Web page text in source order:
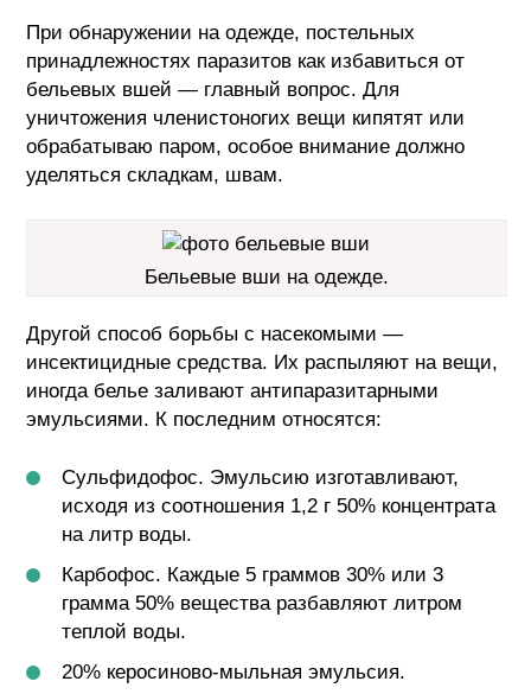
При обнаружении на одежде, постельных
принадлежностях паразитов как избавиться от
бельевых вшей — главный вопрос. Для
уничтожения членистоногих вещи кипятят или
обрабатываю паром, особое внимание должно
уделяться складкам, швам.
Бельевые вши на одежде.
Другой способ борьбы с насекомыми —
инсектицидные средства. Их распыляют на вещи,
иногда белье заливают антипаразитарными
эмульсиями. К последним относятся:
Сульфидофос. Эмульсию изготавливают,
исходя из соотношения 1,2 г 50% концентрата
на литр воды.
Карбофос. Каждые 5 граммов 30% или 3
грамма 50% вещества разбавляют литром
теплой воды.
20% керосиново-мыльная эмульсия.